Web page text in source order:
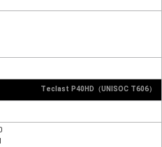
Teclast P40HD（UNISOC T606）